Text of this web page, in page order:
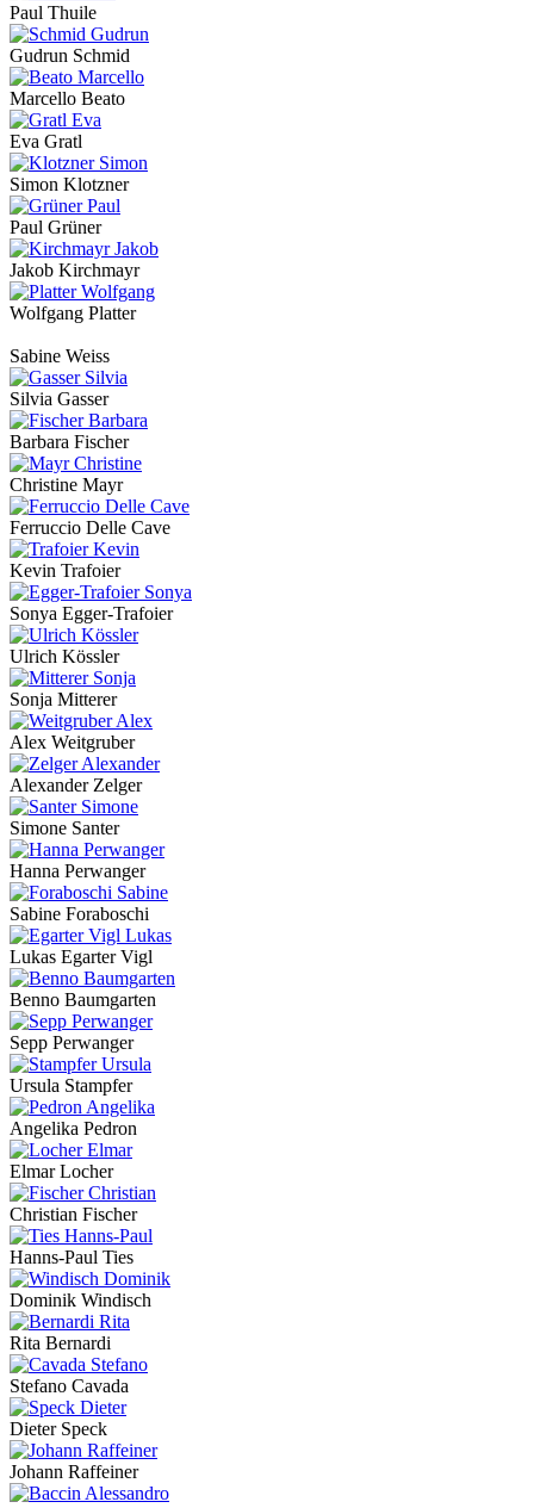
Paul Thuile
Gudrun Schmid
Marcello Beato
Eva Gratl
Simon Klotzner
Paul Grüner
Jakob Kirchmayr
Wolfgang Platter
Sabine Weiss
Silvia Gasser
Barbara Fischer
Christine Mayr
Ferruccio Delle Cave
Kevin Trafoier
Sonya Egger-Trafoier
Ulrich Kössler
Sonja Mitterer
Alex Weitgruber
Alexander Zelger
Simone Santer
Hanna Perwanger
Sabine Foraboschi
Lukas Egarter Vigl
Benno Baumgarten
Sepp Perwanger
Ursula Stampfer
Angelika Pedron
Elmar Locher
Christian Fischer
Hanns-Paul Ties
Dominik Windisch
Rita Bernardi
Stefano Cavada
Dieter Speck
Johann Raffeiner